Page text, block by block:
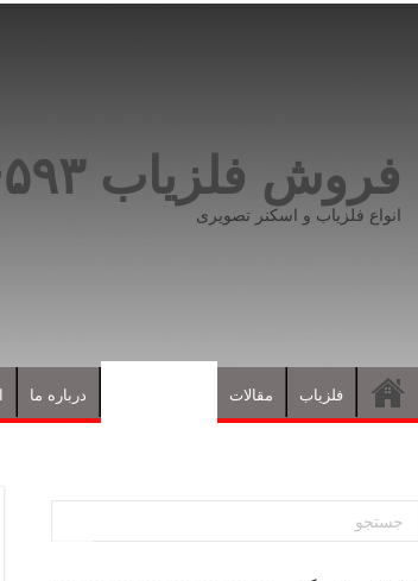
فروش فلزیاب ۰۹۱۹۸۱۶۶۵۹۳
انواع فلزیاب و اسکنر تصویری
فلزیاب مقالات درباره ما